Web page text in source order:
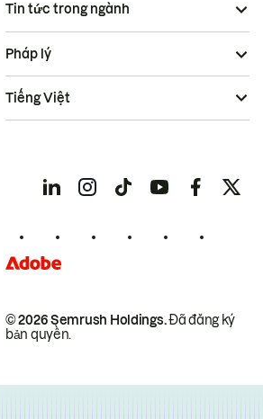
Tin tức trong ngành
© 2026 Semrush Holdings.Đã đăng ký
bản quyền.
Pháp lý
Tiếng Việt